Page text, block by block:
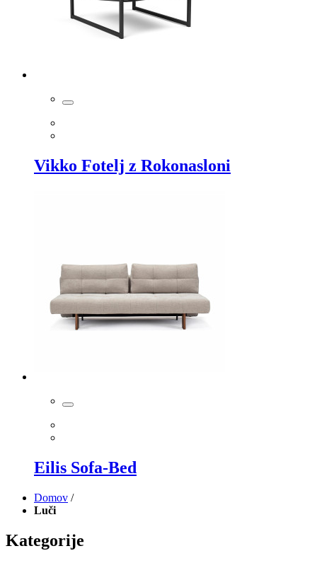
Vikko Fotelj z Rokonasloni
Eilis Sofa-Bed
Domov /
Luči
Kategorije